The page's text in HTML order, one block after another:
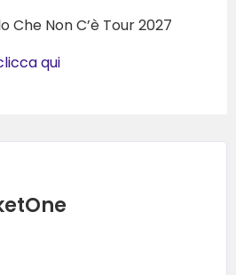
Che Non C’è Tour 2027
qui